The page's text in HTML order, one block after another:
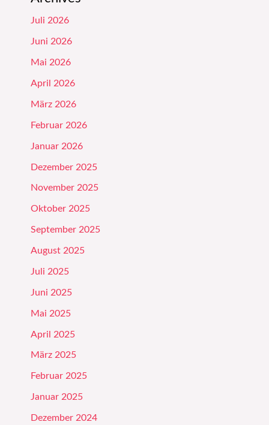
Juli 2026
Juni 2026
Mai 2026
April 2026
März 2026
Februar 2026
Januar 2026
Dezember 2025
November 2025
Oktober 2025
September 2025
August 2025
Juli 2025
Juni 2025
Mai 2025
April 2025
März 2025
Februar 2025
Januar 2025
Dezember 2024